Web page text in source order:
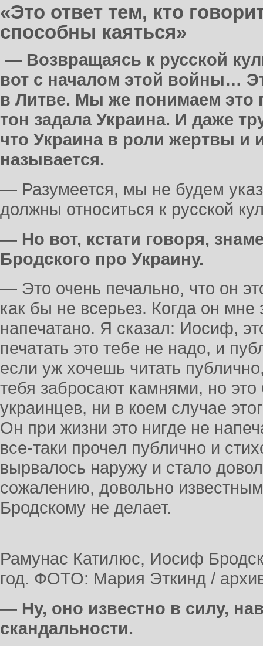
«Это ответ тем, кто
способны каяться»
— Возвращаясь к русской
вот с началом этой войны…
в Литве. Мы же понимаем это
тон задала Украина. И даже
что Украина в роли жертвы и
называется.
— Разумеется, мы не будем
должны относиться к русской
— Но вот, кстати говоря,
Бродского про Украину.
— Это очень печально, что он
как бы не всерьез. Когда он
напечатано. Я сказал: Иосиф,
печатать это тебе не надо, и
если уж хочешь читать
тебя забросают камнями, но это
украинцев, ни в коем случае
Он при жизни это нигде не
все-таки прочел публично и
вырвалось наружу и стало
сожалению, довольно
Бродскому не делает.
Рамунас Катилюс, Иосиф
год. ФОТО: Мария Эткинд /
— Ну, оно известно в силу,
скандальности.